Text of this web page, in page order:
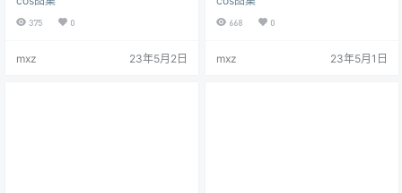
375 0
mxz 23年5月2日
668 0
mxz 23年5月1日